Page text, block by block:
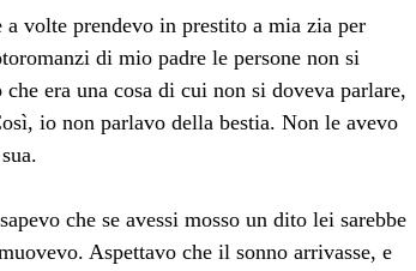
volte prendevo in prestito a mia zia per
di mio padre le persone non si
era una cosa di cui non si doveva parlare,
io non parlavo della bestia. Non le avevo
che se avessi mosso un dito lei sarebbe
Aspettavo che il sonno arrivasse, e